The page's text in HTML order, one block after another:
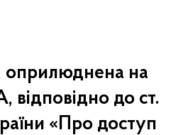
оприлюднена на
відповідно до ст.
«Про доступ